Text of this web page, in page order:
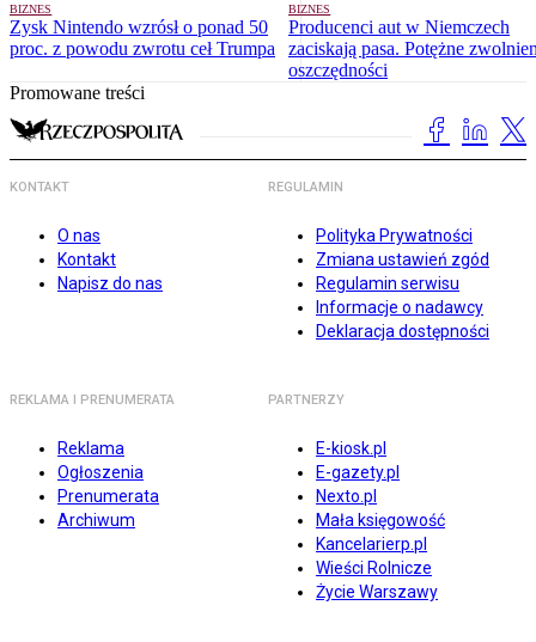
BIZNES
Zysk Nintendo wzrósł o ponad 50
proc. z powodu zwrotu ceł Trumpa
BIZNES
Producenci aut w Niemczech
zaciskają pasa. Potężne
oszczędności
Promowane treści
KONTAKT
O nas
Kontakt
Napisz do nas
REGULAMIN
Polityka Prywatności
Zmiana ustawień zgód
Regulamin serwisu
Informacje o nadawcy
Deklaracja dostępności
REKLAMA I PRENUMERATA
Reklama
Ogłoszenia
Prenumerata
Archiwum
PARTNERZY
E-kiosk.pl
E-gazety.pl
Nexto.pl
Mała księgowość
Kancelarierp.pl
Wieści Rolnicze
Życie Warszawy